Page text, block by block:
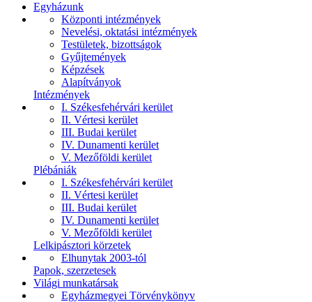
Egyházunk
Központi intézmények
Nevelési, oktatási intézmények
Testületek, bizottságok
Gyűjtemények
Képzések
Alapítványok
Intézmények
I. Székesfehérvári kerület
II. Vértesi kerület
III. Budai kerület
IV. Dunamenti kerület
V. Mezőföldi kerület
Plébániák
I. Székesfehérvári kerület
II. Vértesi kerület
III. Budai kerület
IV. Dunamenti kerület
V. Mezőföldi kerület
Lelkipásztori körzetek
Elhunytak 2003-tól
Papok, szerzetesek
Világi munkatársak
Egyházmegyei Törvénykönyv